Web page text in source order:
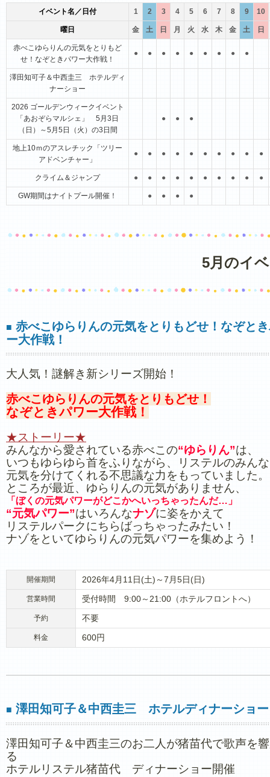
イベント名／日付 1 2 3 4 5 6 7 8 9 10
曜日 金 土 日 月 火 水 木 金 土 日
赤べこゆらりんの元気をとりもど
せ！なぞときパワー大作戦！
● ● ● ● ● ● ● ● ●
澤田知可子＆中西圭三 ホテルディ
ナーショー
2026 ゴールデンウィークイベント
「あおぞらマルシェ」 5月3日
（日）～5月5日（火）の3日間
● ● ●
地上10ｍのアスレチック「ツリー
アドベンチャー」
● ● ● ● ● ● ● ● ● ●
クライム＆ジャンプ ● ● ● ● ● ● ● ● ● ●
GW期間はナイトプール開催！ ● ● ● ●
5月のイ
■ 赤べこゆらりんの元気をとりもどせ！なぞと
ー大作戦！
大人気！謎解き新シリーズ開始！
赤べこゆらりんの元気をとりもどせ！
なぞときパワー大作戦！
★ストーリー★
みんなから愛されている赤べこの“ゆらりん”は、
いつもゆらゆら首をふりながら、リステルのみん
元気を分けてくれる不思議な力をもっていました。
ところが最近、ゆらりんの元気がありません、
「ぼくの元気パワーがどこかへいっちゃったんだ…」
“元気パワー”はいろんなナゾに姿をかえて
リステルパークにちらばっちゃったみたい！
ナゾをといてゆらりんの元気パワーを集めよう！
開催期間 2026年4月11日(土)～7月5日(日)
営業時間 受付時間 9:00～21:00（ホテルフロントへ）
予約 不要
料金 600円
■ 澤田知可子＆中西圭三 ホテルディナーショー
澤田知可子＆中西圭三のお二人が猪苗代で歌声を
る
ホテルリステル猪苗代 ディナーショー開催